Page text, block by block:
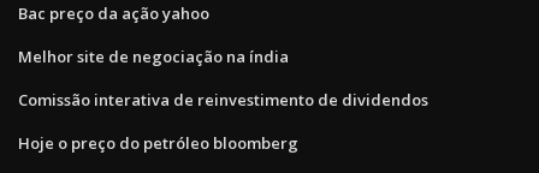
Bac preço da ação yahoo
Melhor site de negociação na índia
Comissão interativa de reinvestimento de dividendos
Hoje o preço do petróleo bloomberg